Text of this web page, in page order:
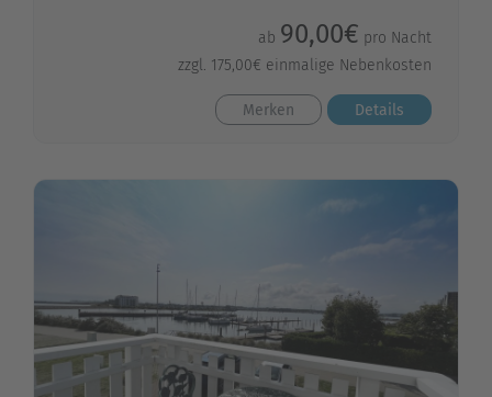
ab 90,00€ pro Nacht
zzgl. 175,00€ einmalige Nebenkosten
Merken Details